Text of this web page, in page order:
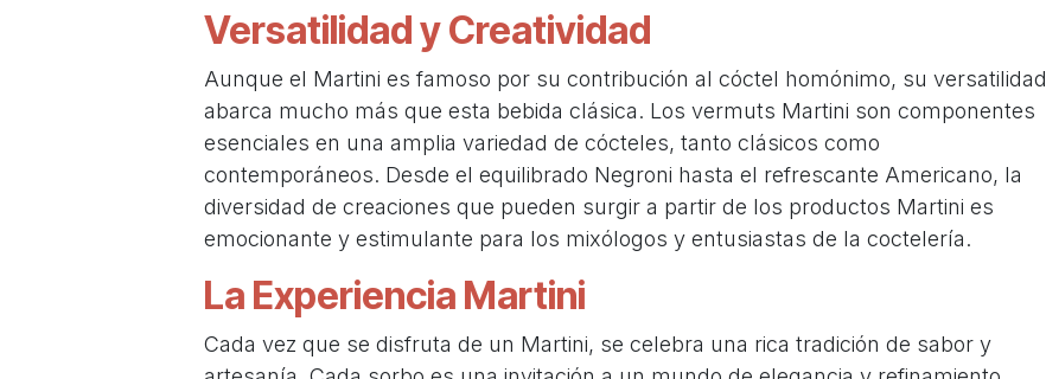
Versatilidad y Creatividad
Aunque el Martini es famoso por su contribución al cóctel homónimo, su versatilidad
abarca mucho más que esta bebida clásica. Los vermuts Martini son componentes
esenciales en una amplia variedad de cócteles, tanto clásicos como
contemporáneos. Desde el equilibrado Negroni hasta el refrescante Americano, la
diversidad de creaciones que pueden surgir a partir de los productos Martini es
emocionante y estimulante para los mixólogos y entusiastas de la coctelería.
La Experiencia Martini
Cada vez que se disfruta de un Martini, se celebra una rica tradición de sabor y